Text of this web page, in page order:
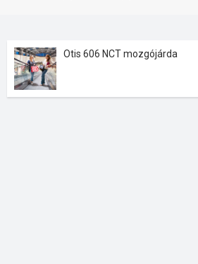
Otis 606 NCT mozgójárda